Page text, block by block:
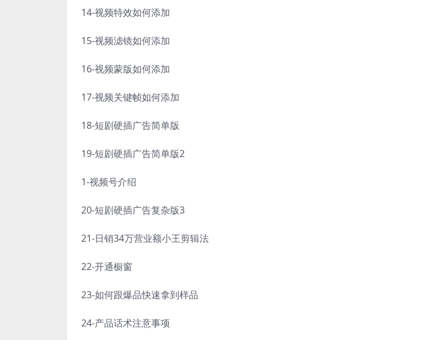
14-视频特效如何添加
15-视频滤镜如何添加
16-视频蒙版如何添加
17-视频关键帧如何添加
18-短剧硬插广告简单版
19-短剧硬插广告简单版2
1-视频号介绍
20-短剧硬插广告复杂版3
21-日销34万营业额小王剪辑法
22-开通橱窗
23-如何跟爆品快速拿到样品
24-产品话术注意事项